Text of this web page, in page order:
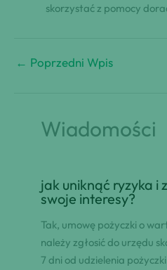
skorzystać z pomocy
← Poprzedni Wpis
Wiadomości
jak uniknąć ryzyka i
swoje interesy?
Tak, umowę pożyczki o
należy zgłosić do urzędu
7 dni od udzielenia